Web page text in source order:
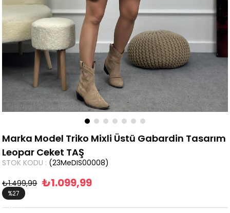
Marka Model Triko Mixli Üstü Gabardin Tasarım
Leopar Ceket TAŞ
(23MeDIS00008)
STOK KODU
₺1.499,99 ₺1.099,99
%27
İndirim